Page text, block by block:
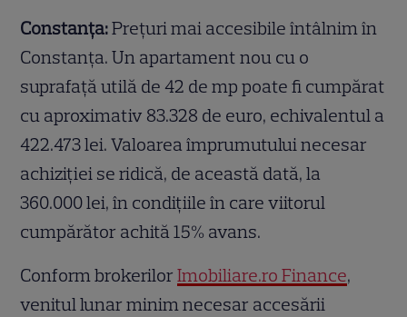
Constanța:Prețuri mai accesibile întâlnim în
Constanța. Un apartament nou cu o
suprafață utilă de 42 de mp poate fi cumpărat
cu aproximativ 83.328 de euro, echivalentul a
422.473 lei. Valoarea împrumutului necesar
achiziției se ridică, de această dată, la
360.000 lei, în condițiile în care viitorul
cumpărător achită 15% avans.
Conform brokerilorImobiliare.ro Finance,
venitul lunar minim necesar accesării